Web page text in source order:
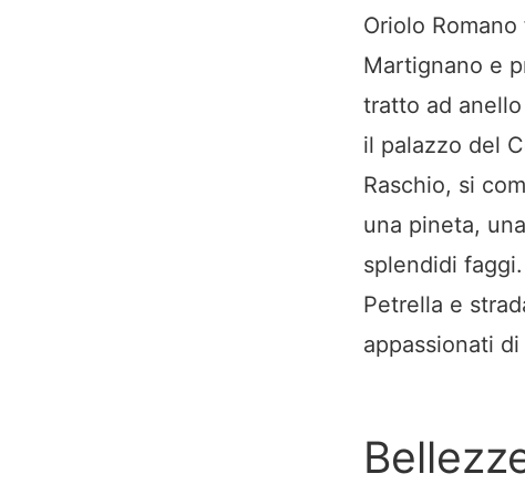
Oriolo
Martignano e
tratto ad
il palazzo del
Raschio, si
una pineta,
splendidi
Petrella e
appassionati